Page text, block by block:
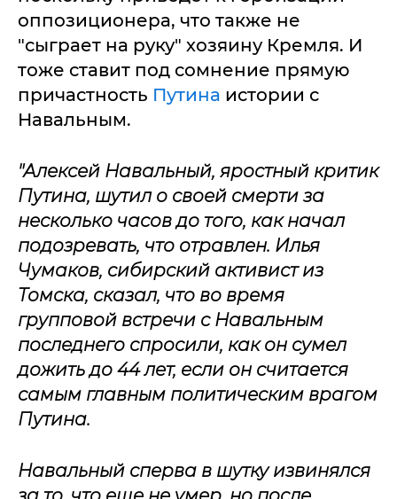
оппозиционера, что также не
"сыграет на руку" хозяину Кремля. И
тоже ставит под сомнение прямую
причастность Путина истории с
Навальным.
"Алексей Навальный, яростный критик
Путина, шутил о своей смерти за
несколько часов до того, как начал
подозревать, что отравлен. Илья
Чумаков, сибирский активист из
Томска, сказал, что во время
групповой встречи с Навальным
последнего спросили, как он сумел
дожить до 44 лет, если он считается
самым главным политическим врагом
Путина.
Навальный сперва в шутку извинялся